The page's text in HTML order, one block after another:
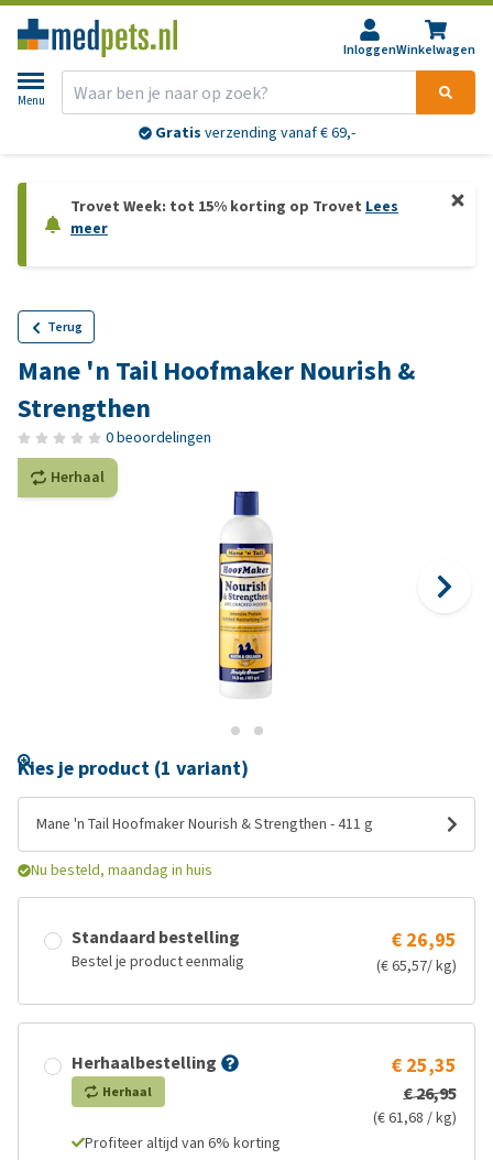
InloggenWinkelwagen
Menu
Gratis verzending vanaf € 69,-
Trovet Week: tot 15% korting op Trovet Lees
meer
Terug
Mane 'n Tail Hoofmaker Nourish &
Strengthen
0 beoordelingen
Herhaal
Kies je product (1 variant)
Mane 'n Tail Hoofmaker Nourish & Strengthen - 411 g
Nu besteld, maandag in huis
Standaard bestelling
Bestel je product eenmalig
€ 26,95
(€ 65,57/ kg)
Herhaalbestelling
Herhaal
€ 25,35
€ 26,95
(€ 61,68 / kg)
Profiteer altijd van 6% korting